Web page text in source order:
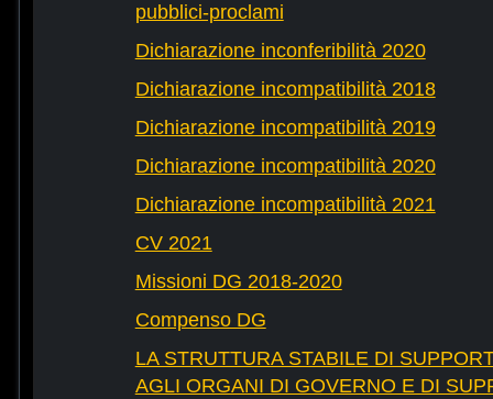
pubblici-proclami
Dichiarazione inconferibilità 2020
Dichiarazione incompatibilità 2018
Dichiarazione incompatibilità 2019
Dichiarazione incompatibilità 2020
Dichiarazione incompatibilità 2021
CV 2021
Missioni DG 2018-2020
Compenso DG
LA STRUTTURA STABILE DI
AGLI ORGANI DI GOVERNO E DI